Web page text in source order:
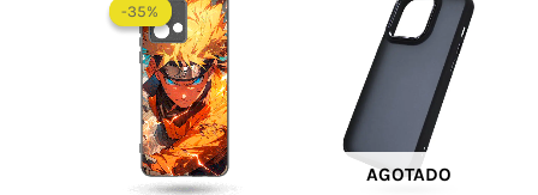
-35%
-35%
AGOTADO